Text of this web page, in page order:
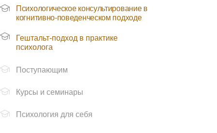
Гештальт-подход в практике
психолога
Психологическое консультирование в
когнитивно-поведенческом подходе
Поступающим
Курсы и семинары
Психология для себя
Главная/Сведения об образовательной организации